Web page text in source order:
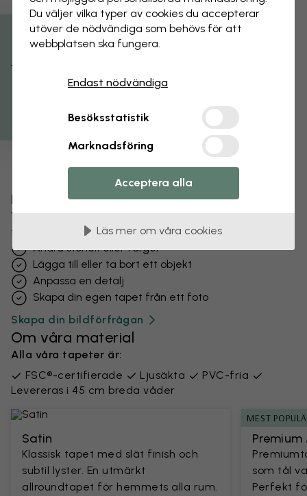
Förändra din tapet
Vårt designteam kan justera vilket motiv som helst
för att göra det unikt för dig.
Ändra storlek eller färger
Lägga till eller ta bort ett objekt
Anpassa en detalj
Skapa din egen tapet från ett foto
Skapa din bildförfrågan
Om våra material
Alla våra tapeter är:
FSC®-certifierade
Ljusäkta
PVC-fria
Levereras i 45 cm breda våder
Satin
Klassisk tapet med slät finish och
subtil lyster. En utmärkt
allroundtapet för hemmets alla rum.
MEST
som tål
Perfekt
Få 15% rabatt
Du väljer vilka typer av cookies du accepterar
utöver de nödvändiga som behövs för att
webbplatsen ska fungera.
Endast nödvändiga
Besöksstatistik
Marknadsföring
Acceptera alla
Läs mer om våra cookies